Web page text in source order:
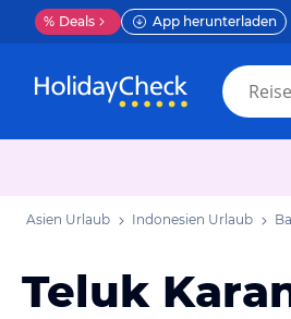
% Deals App herunterladen
Asien Urlaub Indonesien Urlaub
Teluk